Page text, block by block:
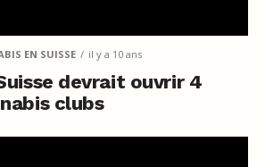
EN SUISSE il y a 10 ans
devrait ouvrir 4
clubs